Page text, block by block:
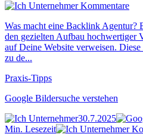
Kommentare
Was macht eine Backlink Agentur?
den gezielten Aufbau hochwertiger
auf Deine Website verweisen.
zu de...
Praxis-Tipps
Google Bildersuche verstehen
30.7.2025
Min. Lesezeit